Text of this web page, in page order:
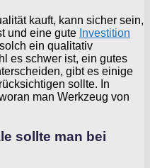
kauft, kann sicher sein,
und eine gute Investition
ein qualitativ
es schwer ist, ein gutes
gibt es einige
sollte. In
man Werkzeug von
sollte man bei